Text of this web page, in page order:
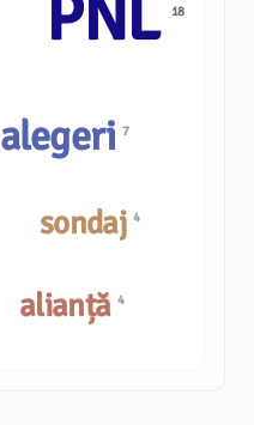
sondaj4
PNL 18
alianță 4
alegeri7